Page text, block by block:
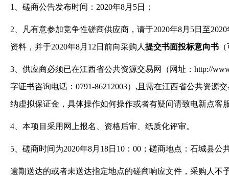
1 、磋商公告发布时间： 2020年8月5日；
2 凡有意参加竞争性磋商供应商 ，请于2020年8月5日至2020
资料，并于2020年8月12日前向采购人 提交书面投标意向书
3 、供应商必须已在江西省公共资源交易网（网址： http://
字证书咨询电话： 0791-86212003） , 且需在江西省公共资源
纳虚拟保证金，具体操作如何操作或者有疑问请致电新点客
4、本项目采用网上报名、资格后审、纸质化评审。
5 、磋商时间为2020年8月18日10：00；磋商地点：石城县公
逾期送达的或者未送达指定地点的磋商响应文件，采购人不